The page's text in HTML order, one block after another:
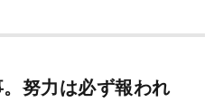
問
プ
努力は必ず報われ